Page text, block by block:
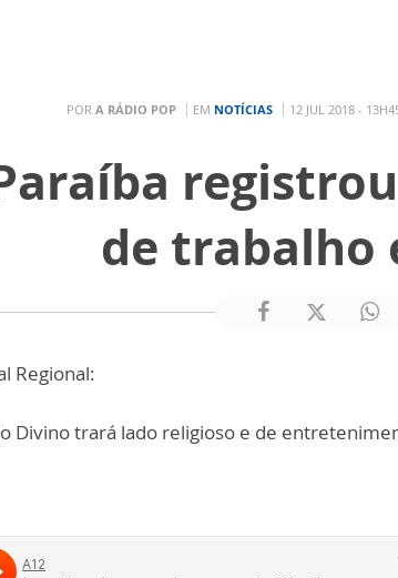
POR A RÁDIO POP EM NOTÍCIAS 12 JUL 2018 -
de trabalho
Regional:
Divino trará lado religioso e de